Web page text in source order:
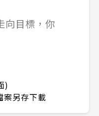
向目標，你
)
案另存下載